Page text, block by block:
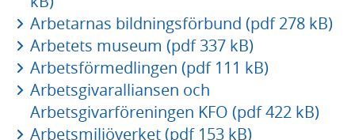
Arbetarnas bildningsförbund (pdf 278 kB)
Arbetets museum (pdf 337 kB)
Arbetsförmedlingen (pdf 111 kB)
Arbetsgivaralliansen och
Arbetsgivarföreningen KFO (pdf 422 kB)
Arbetsmiljöverket (pdf 153 kB)